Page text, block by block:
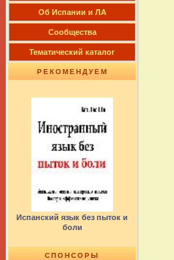
Об Испании и ЛА
Сообщества
Тематический каталог
РЕКОМЕНДУЕМ
Испанский язык без пыток и
боли
СПОНСОРЫ